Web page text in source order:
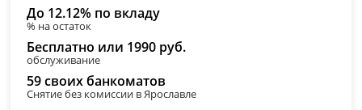
До 12.12% по вкладу
% на остаток
Бесплатно или 1990 руб.
обслуживание
59 своих банкоматов
Снятие без комиссии в Ярославле